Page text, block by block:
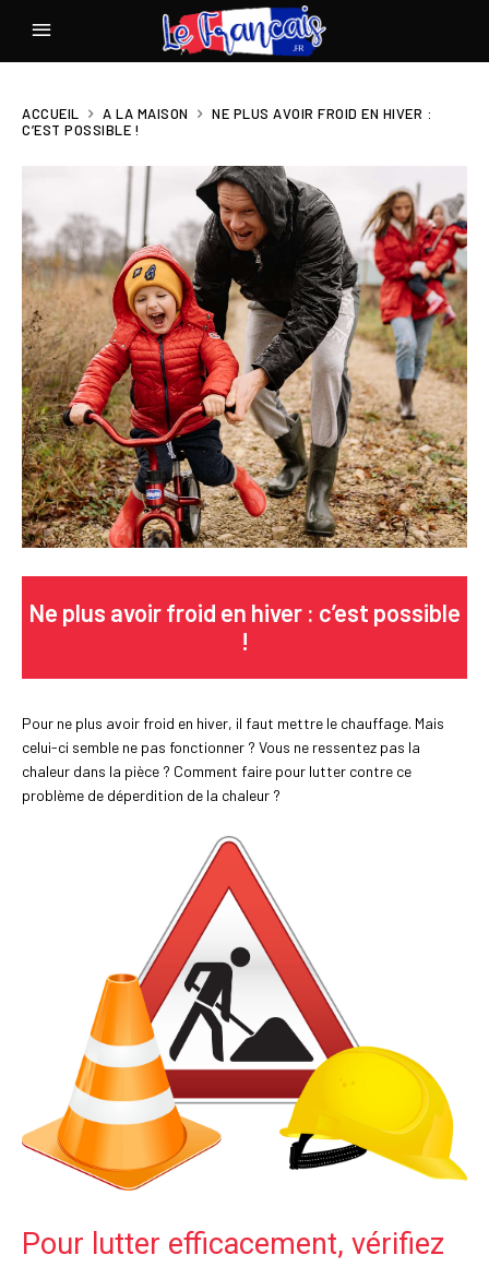
ACCUEIL A LA MAISON
NE PLUS AVOIR FROID EN HIVER :
C’EST POSSIBLE !
Ne plus avoir froid en hiver : c’est possible
!
Pour ne plus avoir froid en hiver, il faut mettre le chauffage. Mais
celui-ci semble ne pas fonctionner ? Vous ne ressentez pas la
chaleur dans la pièce ? Comment faire pour lutter contre ce
problème de déperdition de la chaleur ?
Pour lutter efficacement, vérifiez